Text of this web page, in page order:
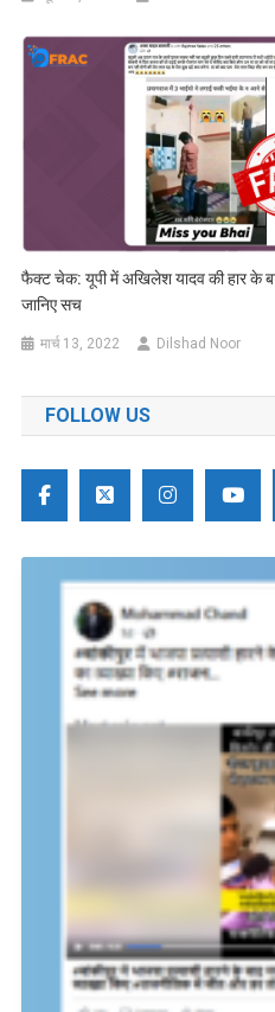
फैक्ट चेक: यूपी में अखिलेश यादव की हार के
जानिए सच
मार्च 13, 2022 Dilshad Noor
FOLLOW US